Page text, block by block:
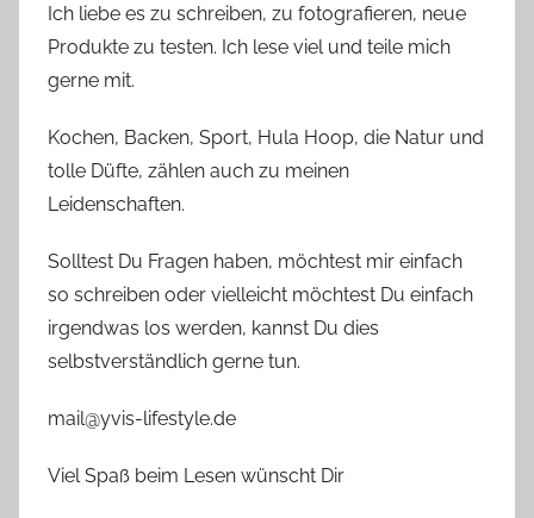
Ich liebe es zu schreiben, zu fotografieren, neue
Produkte zu testen. Ich lese viel und teile mich
gerne mit.
Kochen, Backen, Sport, Hula Hoop, die Natur und
tolle Düfte, zählen auch zu meinen
Leidenschaften.
Solltest Du Fragen haben, möchtest mir einfach
so schreiben oder vielleicht möchtest Du einfach
irgendwas los werden, kannst Du dies
selbstverständlich gerne tun.
mail@yvis-lifestyle.de
Viel Spaß beim Lesen wünscht Dir